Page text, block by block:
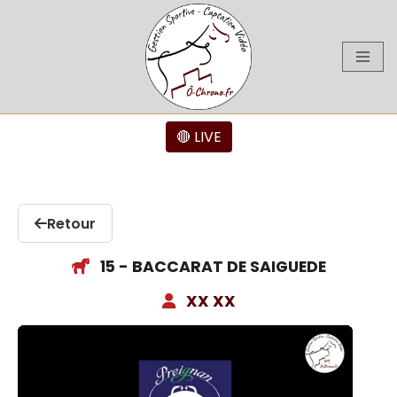
🔴 LIVE
Retour
15 - BACCARAT DE SAIGUEDE
XX XX